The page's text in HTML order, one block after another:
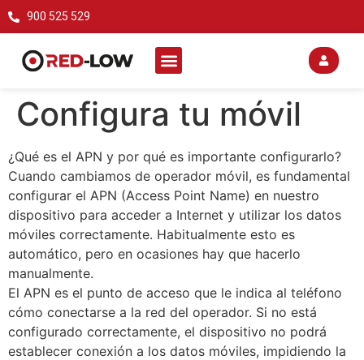
900 525 529
Configura tu móvil
¿Qué es el APN y por qué es importante configurarlo?
Cuando cambiamos de operador móvil, es fundamental
configurar el APN (Access Point Name) en nuestro
dispositivo para acceder a Internet y utilizar los datos
móviles correctamente. Habitualmente esto es
automático, pero en ocasiones hay que hacerlo
manualmente.
El APN es el punto de acceso que le indica al teléfono
cómo conectarse a la red del operador. Si no está
configurado correctamente, el dispositivo no podrá
establecer conexión a los datos móviles, impidiendo la